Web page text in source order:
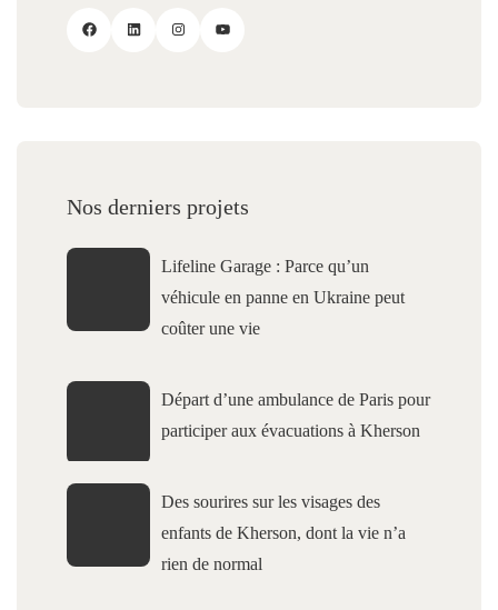
Nos derniers projets
Lifeline Garage : Parce qu’un
véhicule en panne en Ukraine peut
coûter une vie
Départ d’une ambulance de Paris pour
participer aux évacuations à Kherson
Des sourires sur les visages des
enfants de Kherson, dont la vie n’a
rien de normal